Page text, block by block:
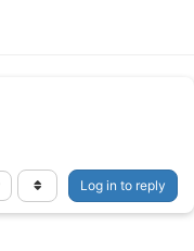
Log in to reply